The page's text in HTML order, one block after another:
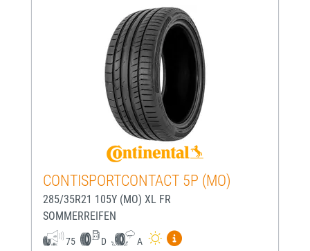
CONTISPORTCONTACT 5P (MO)
285/35R21 105Y (MO) XL FR
SOMMERREIFEN
75 D A Mehr Informationen zum